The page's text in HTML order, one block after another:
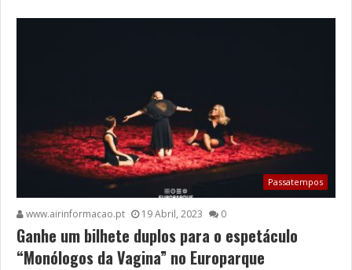
Passatempos
www.airinformacao.pt 19 Abril, 2023 0
Ganhe um bilhete duplos para o espetáculo
“Monólogos da Vagina” no Europarque